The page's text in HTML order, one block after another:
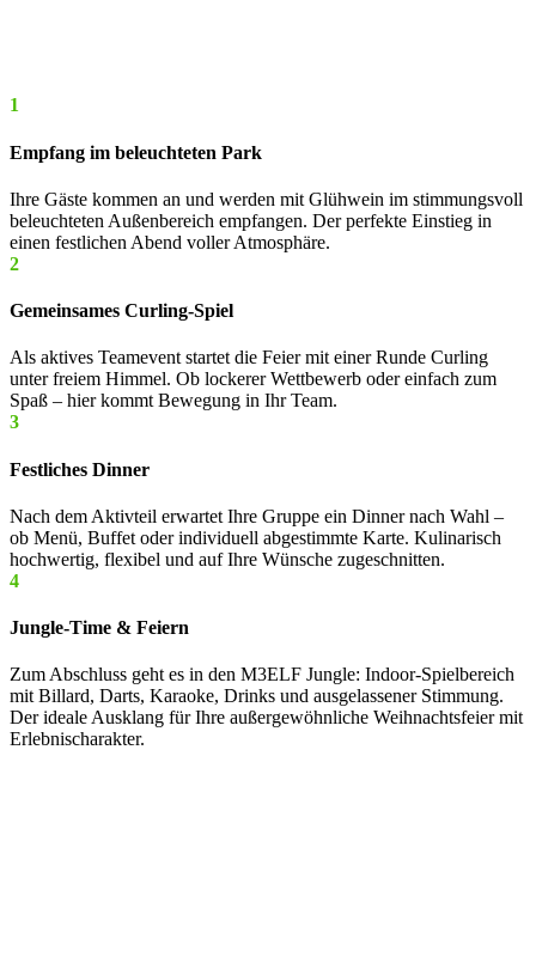
1
Empfang im beleuchteten Park
Ihre Gäste kommen an und werden mit Glühwein im stimmungsvoll
beleuchteten Außenbereich empfangen. Der perfekte Einstieg in
einen festlichen Abend voller Atmosphäre.
2
Gemeinsames Curling-Spiel
Als aktives Teamevent startet die Feier mit einer Runde Curling
unter freiem Himmel. Ob lockerer Wettbewerb oder einfach zum
Spaß – hier kommt Bewegung in Ihr Team.
3
Festliches Dinner
Nach dem Aktivteil erwartet Ihre Gruppe ein Dinner nach Wahl –
ob Menü, Buffet oder individuell abgestimmte Karte. Kulinarisch
hochwertig, flexibel und auf Ihre Wünsche zugeschnitten.
4
Jungle-Time & Feiern
Zum Abschluss geht es in den M3ELF Jungle: Indoor-Spielbereich
mit Billard, Darts, Karaoke, Drinks und ausgelassener Stimmung.
Der ideale Ausklang für Ihre außergewöhnliche Weihnachtsfeier mit
Erlebnischarakter.